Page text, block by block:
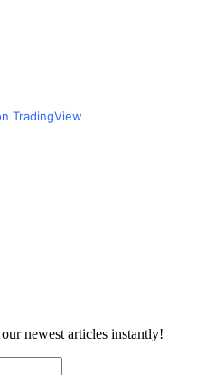
TradingView
newest articles instantly!